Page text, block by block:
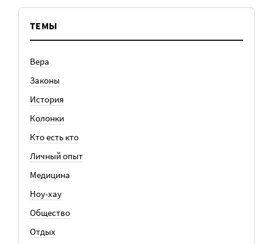
ТЕМЫ
Вера
Законы
История
Колонки
Кто есть кто
Личный опыт
Медицина
Ноу-хау
Общество
Отдых